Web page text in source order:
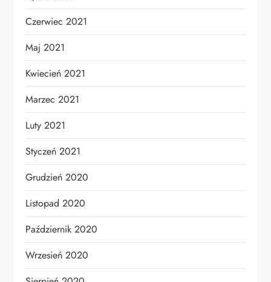
Czerwiec 2021
Maj 2021
Kwiecień 2021
Marzec 2021
Luty 2021
Styczeń 2021
Grudzień 2020
Listopad 2020
Październik 2020
Wrzesień 2020